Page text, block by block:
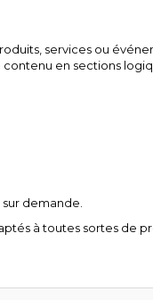
services ou
en sections
demande.
à toutes sortes de